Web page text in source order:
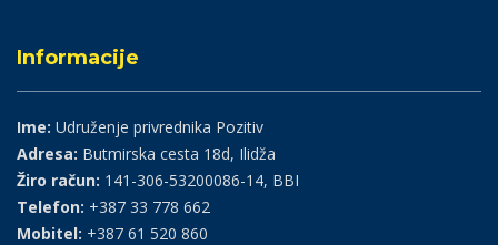
Informacije
Ime: Udruženje privrednika Pozitiv
Adresa: Butmirska cesta 18d, Ilidža
Žiro račun: 141-306-53200086-14, BBI
Telefon: +387 33 778 662
Mobitel: +387 61 520 860